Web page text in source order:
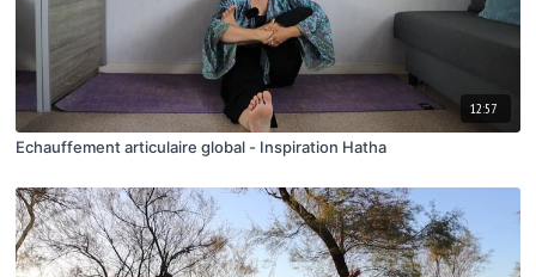
12:57
Echauffement articulaire global - Inspiration Hatha